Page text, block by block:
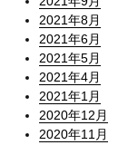
2021年8月
2021年6月
2021年5月
2021年4月
2021年1月
2020年12月
2020年11月